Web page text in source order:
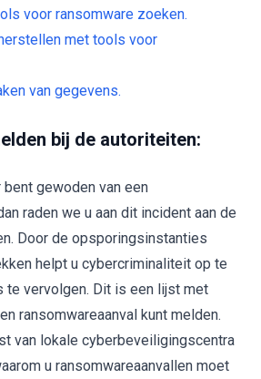
voor ransomware zoeken.
met tools voor
van gegevens.
bij de autoriteiten:
gewoden van een
raden we u aan dit incident aan de
Door de opsporingsinstanties
helpt u cybercriminaliteit op te
te vervolgen. Dit is een lijst met
ransomwareaanval kunt melden.
van lokale cyberbeveiligingscentra
u ransomwareaanvallen moet